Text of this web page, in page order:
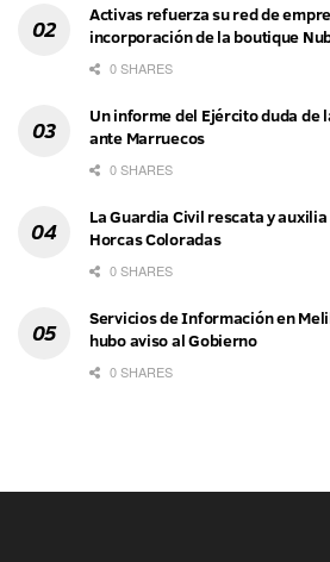
Activas refuerza su red de
incorporación de la boutique
0 SHARES
Un informe del Ejército duda de
ante Marruecos
0 SHARES
La Guardia Civil rescata y
Horcas Coloradas
0 SHARES
Servicios de Información en
hubo aviso al Gobierno
0 SHARES